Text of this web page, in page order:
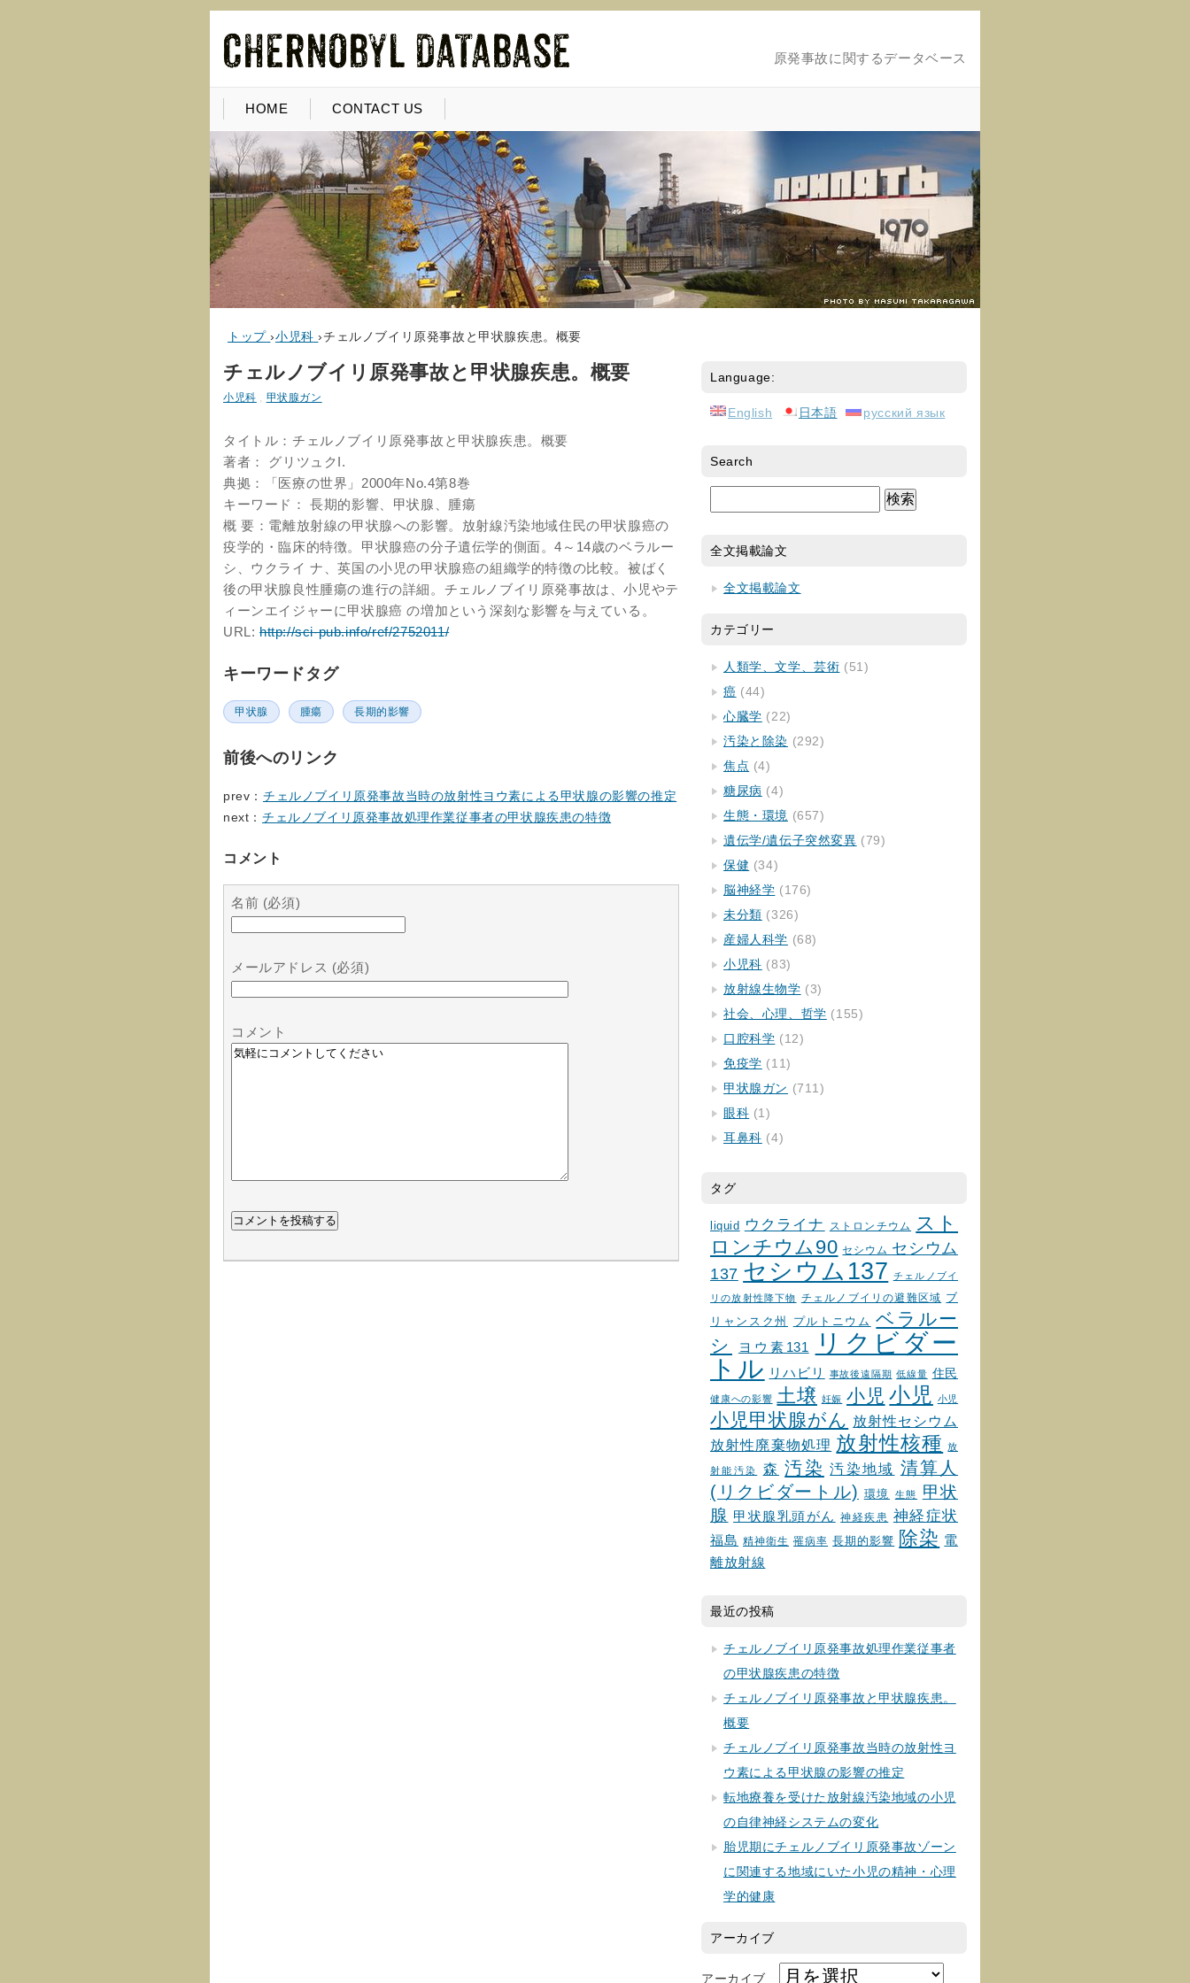
原発事故に関するデータベース
HOME CONTACT US
トップ ›小児科 ›チェルノブイリ原発事故と甲状腺疾患。概要
チェルノブイリ原発事故と甲状腺疾患。概要
小児科 , 甲状腺ガン
タイトル：チェルノブイリ原発事故と甲状腺疾患。概要
著者： グリツュクI.
典拠：「医療の世界」2000年No.4第8巻
キーワード： 長期的影響、甲状腺、腫瘍
概 要：電離放射線の甲状腺への影響。放射線汚染地域住民の甲状腺癌の
疫学的・臨床的特徴。甲状腺癌の分子遺伝学的側面。4～14歳のベラルー
シ、ウクライ ナ、英国の小児の甲状腺癌の組織学的特徴の比較。被ばく
後の甲状腺良性腫瘍の進行の詳細。チェルノブイリ原発事故は、小児やテ
ィーンエイジャーに甲状腺癌 の増加という深刻な影響を与えている。
URL: http://sci-pub.info/ref/2752011/
キーワードタグ
甲状腺 腫瘍 長期的影響
前後へのリンク
prev： チェルノブイリ原発事故当時の放射性ヨウ素による甲状腺の影響の推定
next： チェルノブイリ原発事故処理作業従事者の甲状腺疾患の特徴
コメント
名前 (必須)
メールアドレス (必須)
コメント
Language:
English 日本語 русский язык
Search
全文掲載論文
全文掲載論文
カテゴリー
人類学、文学、芸術 (51)
癌 (44)
心臓学 (22)
汚染と除染 (292)
焦点 (4)
糖尿病 (4)
生態・環境 (657)
遺伝学/遺伝子突然変異 (79)
保健 (34)
脳神経学 (176)
未分類 (326)
産婦人科学 (68)
小児科 (83)
放射線生物学 (3)
社会、心理、哲学 (155)
口腔科学 (12)
免疫学 (11)
甲状腺ガン (711)
眼科 (1)
耳鼻科 (4)
タグ
liquid ウクライナ ストロンチウム
スト
ロンチウム90 セシウム セシウム
137 セシウム137 チェルノブイ
リの放射性降下物 チェルノブイリの避難区域 ブ
リャンスク州
プルトニウム ベラルー
シ
ヨウ素131
リクビダー
トル リハビリ 事故後遠隔期 低線量 住民
健康への影響 土壌 妊娠 小児 小児 小児
小児甲状腺がん 放射性セシウム
放射性廃棄物処理 放射性核種 放
射能汚染 森 汚染 汚染地域 清算人
(リクビダートル) 環境 生態
甲状
腺 甲状腺乳頭がん 神経疾患 神経症状
福島 精神衛生 罹病率 長期的影響 除染 電
離放射線
最近の投稿
チェルノブイリ原発事故処理作業従事者
の甲状腺疾患の特徴
チェルノブイリ原発事故と甲状腺疾患。
概要
チェルノブイリ原発事故当時の放射性ヨ
ウ素による甲状腺の影響の推定
転地療養を受けた放射線汚染地域の小児
の自律神経システムの変化
胎児期にチェルノブイリ原発事故ゾーン
に関連する地域にいた小児の精神・心理
学的健康
アーカイブ
アーカイブ